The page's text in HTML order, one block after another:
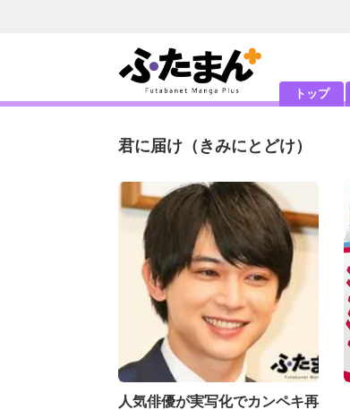
トップ
君に届け （きみにとどけ）
人気俳優が実写化でカンペキ再